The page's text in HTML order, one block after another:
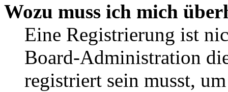
Wozu muss ich mich
Eine Registrierung ist
Board-Administration
registriert sein musst,